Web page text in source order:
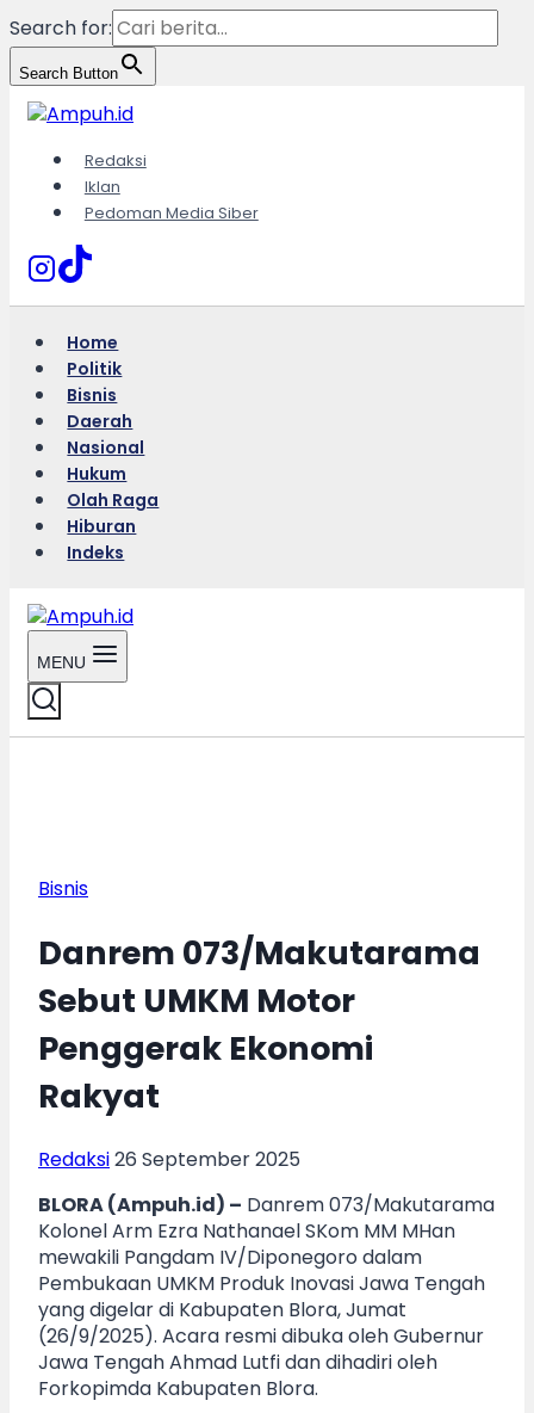
Search for:
Search Button
Skip
to
content
Redaksi
Iklan
Pedoman Media Siber
Home
Politik
Bisnis
Daerah
Nasional
Hukum
Olah Raga
Hiburan
Indeks
MENU
Bisnis
Danrem 073/Makutarama
Sebut UMKM Motor
Penggerak Ekonomi
Rakyat
Redaksi26 September 2025
BLORA (Ampuh.id) – Danrem 073/Makutarama
Kolonel Arm Ezra Nathanael SKom MM MHan
mewakili Pangdam IV/Diponegoro dalam
Pembukaan UMKM Produk Inovasi Jawa Tengah
yang digelar di Kabupaten Blora, Jumat
(26/9/2025). Acara resmi dibuka oleh Gubernur
Jawa Tengah Ahmad Lutfi dan dihadiri oleh
Forkopimda Kabupaten Blora.